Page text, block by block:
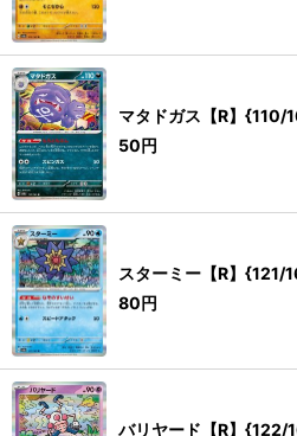
マタドガス【R】
50円
スターミー【R】
80円
バリヤード【R】